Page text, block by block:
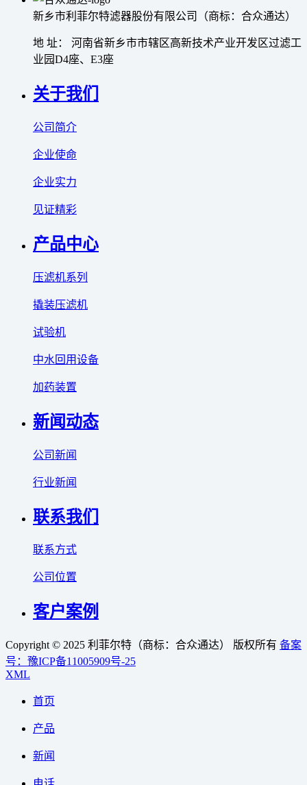
新乡市利菲尔特滤器股份有限公司（商标：合众通达）
地 址： 河南省新乡市市辖区高新技术产业开发区过滤工
业园D4座、E3座
关于我们
公司简介
企业使命
企业实力
见证精彩
产品中心
压滤机系列
撬装压滤机
试验机
中水回用设备
加药装置
新闻动态
公司新闻
行业新闻
联系我们
联系方式
公司位置
客户案例
Copyright © 2025 利菲尔特（商标：合众通达） 版权所有 备案
号：豫ICP备11005909号-25
XML
首页
产品
新闻